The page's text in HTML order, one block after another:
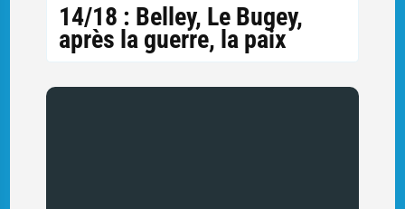
14/18 : Belley, Le Bugey,
après la guerre, la paix